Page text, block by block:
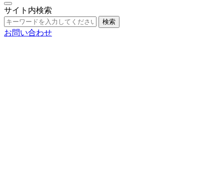
サイト内検索
検索
お問い合わせ